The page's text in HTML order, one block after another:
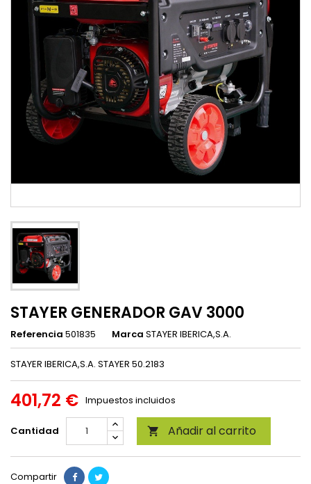
STAYER GENERADOR GAV 3000
Referencia 501835 Marca STAYER IBERICA,S.A.
STAYER IBERICA,S.A. STAYER 50.2183
401,72 € Impuestos incluidos
Cantidad  Añadir al carrito
Compartir